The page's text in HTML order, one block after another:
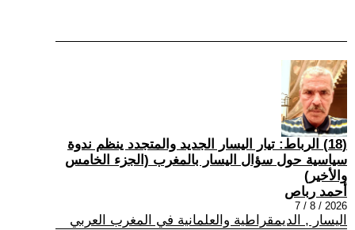
(18) الرباط: تيار اليسار الجديد والمتجدد ينظم ندوة
سياسية حول سؤال اليسار بالمغرب (الجزء الخامس
والأخير)
أحمد رباص
2026 / 8 / 7
اليسار , الديمقراطية والعلمانية في المغرب العربي